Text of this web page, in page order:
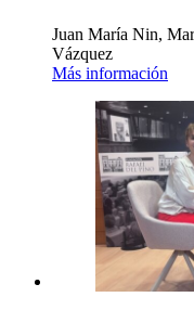
Juan María Nin,
Vázquez
Más información